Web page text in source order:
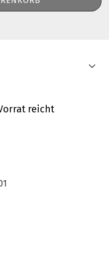
reicht